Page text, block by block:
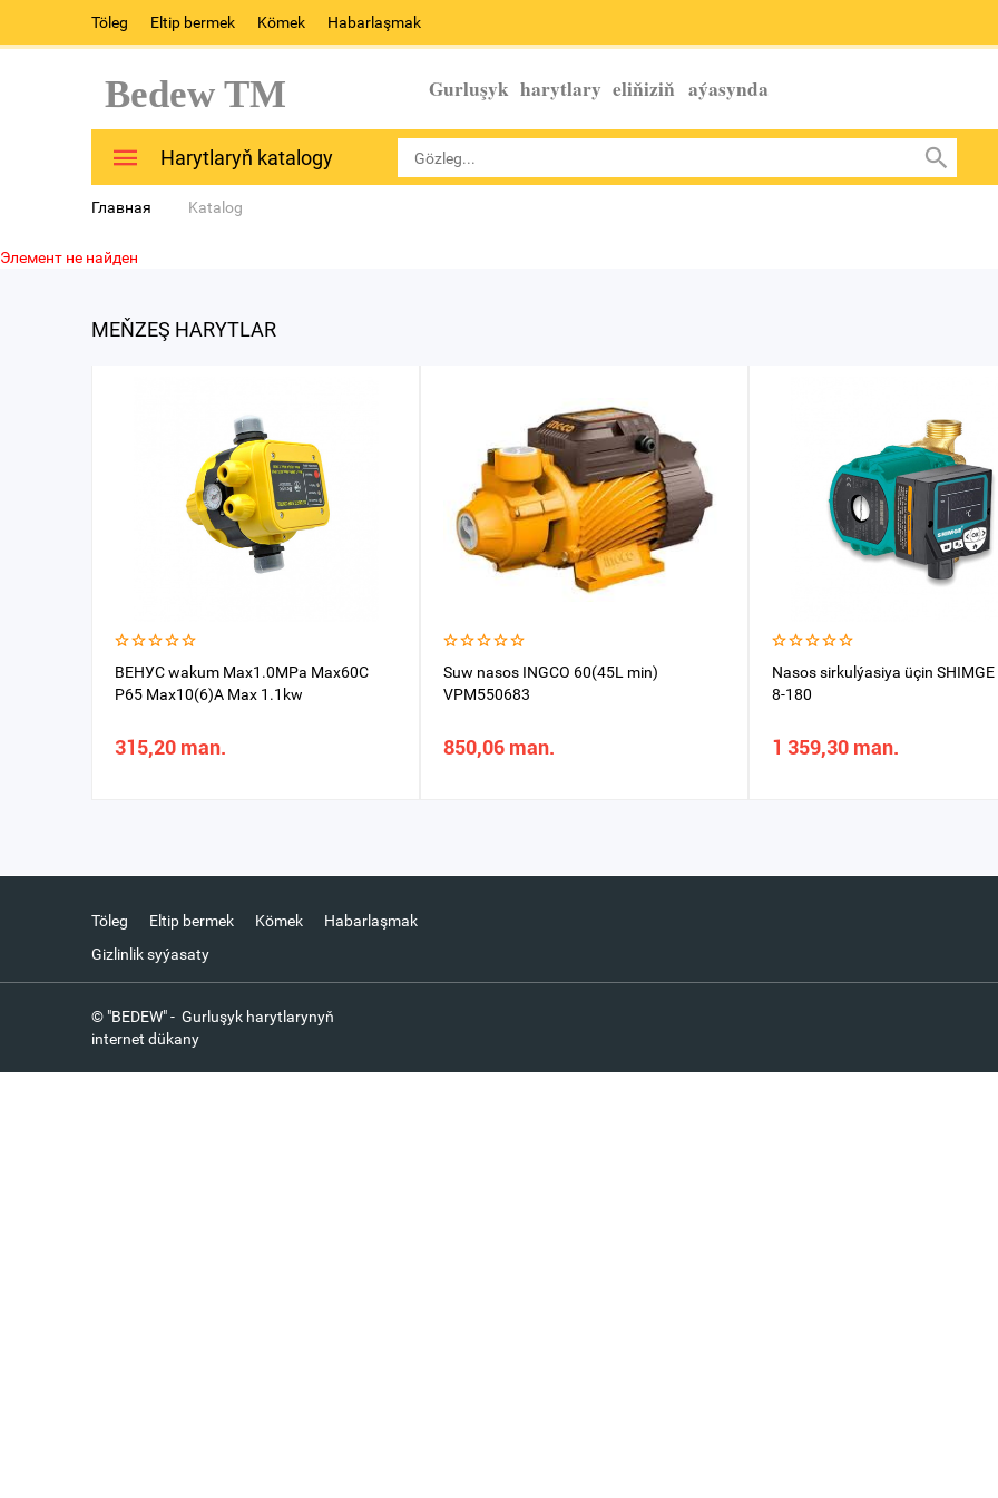
Töleg Eltip bermek Kömek Habarlaşmak
Bedew TM Gurluşyk harytlary eliňiziň aýasynda
Harytlaryň katalogy
Главная Katalog
Элемент не найден
MEŇZEŞ HARYTLAR
ВЕНУС wakum Max1.0MPa Max60C
P65 Max10(6)A Max 1.1kw
315,20 man.
Suw nasos INGCO 60(45L min)
VPM550683
850,06 man.
Nasos sirkulýasiya üçin SHIMGE
8-180
1 359,30 man.
Töleg Eltip bermek Kömek
Habarlaşmak
Gizlinlik syýasaty
© "BEDEW" - Gurluşyk harytlarynyň
internet dükany